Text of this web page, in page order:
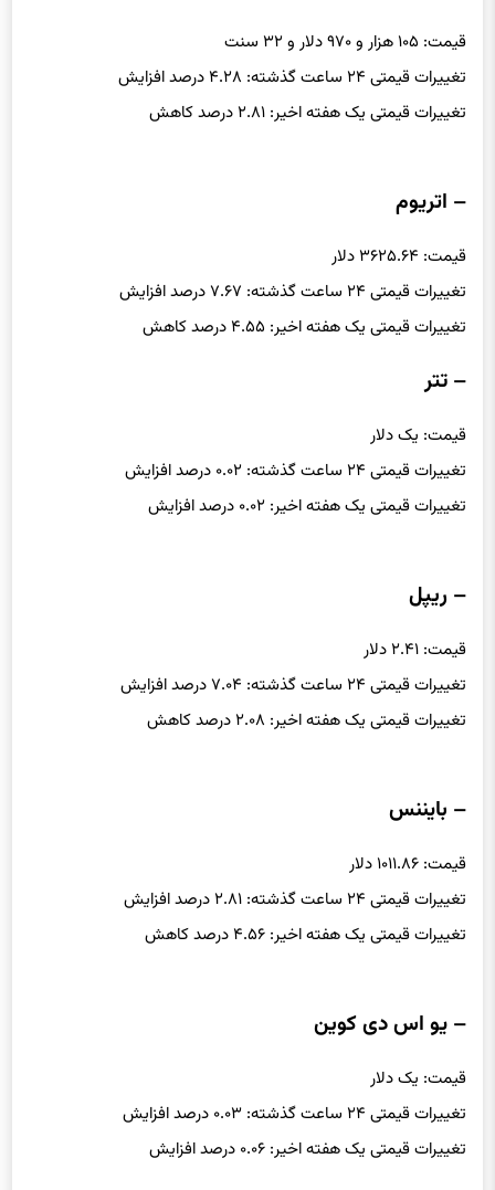
قیمت: ۱۰۵ هزار و ۹۷۰ دلار و ۳۲ سنت
تغییرات قیمتی ۲۴ ساعت گذشته: ۴.۲۸ درصد افزایش
تغییرات قیمتی یک هفته اخیر: ۲.۸۱ درصد کاهش
– اتریوم
قیمت: ۳۶۲۵.۶۴ دلار
تغییرات قیمتی ۲۴ ساعت گذشته: ۷.۶۷ درصد افزایش
تغییرات قیمتی یک هفته اخیر: ۴.۵۵ درصد کاهش
– تتر
قیمت: یک دلار
تغییرات قیمتی ۲۴ ساعت گذشته: ۰.۰۲ درصد افزایش
تغییرات قیمتی یک هفته اخیر: ۰.۰۲ درصد افزایش
– ریپل
قیمت: ۲.۴۱ دلار
تغییرات قیمتی ۲۴ ساعت گذشته: ۷.۰۴ درصد افزایش
تغییرات قیمتی یک هفته اخیر: ۲.۰۸ درصد کاهش
– بایننس
قیمت: ۱۰۱۱.۸۶ دلار
تغییرات قیمتی ۲۴ ساعت گذشته: ۲.۸۱ درصد افزایش
تغییرات قیمتی یک هفته اخیر: ۴.۵۶ درصد کاهش
– یو اس دی کوین
قیمت: یک دلار
تغییرات قیمتی ۲۴ ساعت گذشته: ۰.۰۳ درصد افزایش
تغییرات قیمتی یک هفته اخیر: ۰.۰۶ درصد افزایش